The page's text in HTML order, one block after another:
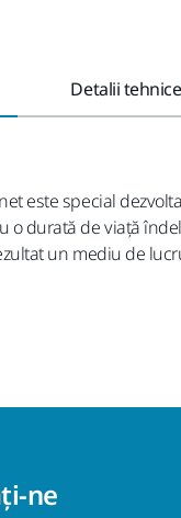
Detalii tehnice
este special
durată de viață
un mediu de
ne